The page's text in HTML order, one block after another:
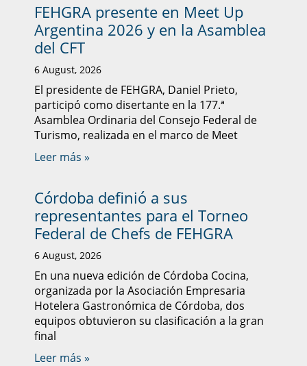
FEHGRA presente en Meet Up
Argentina 2026 y en la Asamblea
del CFT
6 August, 2026
El presidente de FEHGRA, Daniel Prieto,
participó como disertante en la 177.ª
Asamblea Ordinaria del Consejo Federal de
Turismo, realizada en el marco de Meet
Leer más »
Córdoba definió a sus
representantes para el Torneo
Federal de Chefs de FEHGRA
6 August, 2026
En una nueva edición de Córdoba Cocina,
organizada por la Asociación Empresaria
Hotelera Gastronómica de Córdoba, dos
equipos obtuvieron su clasificación a la gran
final
Leer más »